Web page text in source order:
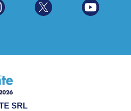
SRL